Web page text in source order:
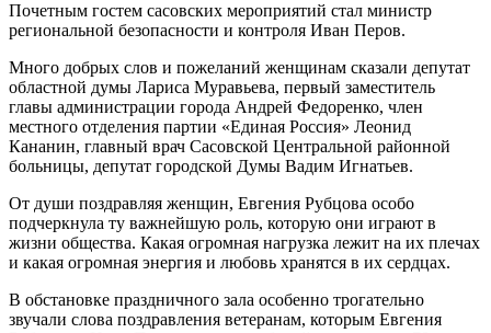
Почетным гостем сасовских мероприятий стал министр
региональной безопасности и контроля Иван Перов.
Много добрых слов и пожеланий женщинам сказали депутат
областной думы Лариса Муравьева, первый заместитель
главы администрации города Андрей Федоренко, член
местного отделения партии «Единая Россия» Леонид
Кананин, главный врач Сасовской Центральной районной
больницы, депутат городской Думы Вадим Игнатьев.
От души поздравляя женщин, Евгения Рубцова особо
подчеркнула ту важнейшую роль, которую они играют в
жизни общества. Какая огромная нагрузка лежит на их плечах
и какая огромная энергия и любовь хранятся в их сердцах.
В обстановке праздничного зала особенно трогательно
звучали слова поздравления ветеранам, которым Евгения